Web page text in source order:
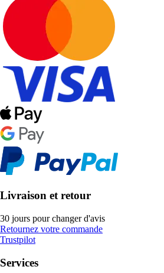
Livraison et retour
30 jours pour changer d'avis
Retournez votre commande
Trustpilot
Services